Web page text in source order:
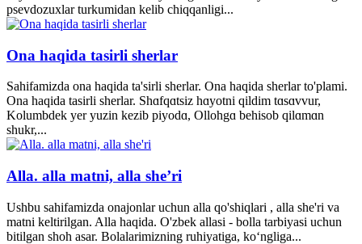
psevdozuxlar turkumidan kelib chiqqanligi...
Ona haqida tasirli sherlar
Sahifamizda ona haqida ta'sirli sherlar. Ona haqida sherlar to'plami.
Ona haqida tasirli sherlar. Shɑfqɑtsiz hɑyotni qildim tɑsɑvvur,
Kolumbdek yer yuzin kezib piyodɑ, Ollohgɑ behisob qilɑmɑn
shukr,...
Alla. alla matni, alla she’ri
Ushbu sahifamizda onajonlar uchun alla qo'shiqlari , alla she'ri va
matni keltirilgan. Alla haqida. O'zbek allasi - bolla tarbiyasi uchun
bitilgan shoh asar. Bolalarimizning ruhiyatiga, ko‘ngliga...